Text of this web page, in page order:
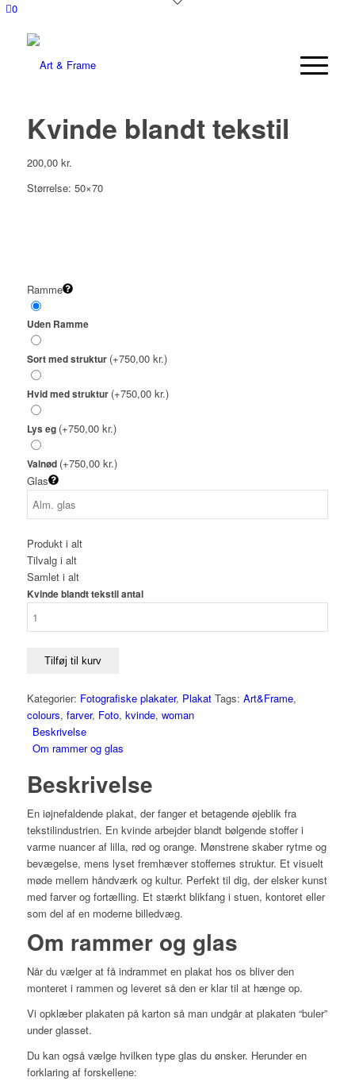
0
Kvinde blandt tekstil
200,00 kr.
Størrelse: 50×70
Ramme
Uden Ramme
Sort med struktur (+750,00 kr.)
Hvid med struktur (+750,00 kr.)
Lys eg (+750,00 kr.)
Valnød (+750,00 kr.)
Glas
Produkt i alt
Tilvalg i alt
Samlet i alt
Kvinde blandt tekstil antal
Tilføj til kurv
Kategorier: Fotografiske plakater, Plakat Tags: Art&Frame,
colours, farver, Foto, kvinde, woman
Beskrivelse
Om rammer og glas
Beskrivelse
En iøjnefaldende plakat, der fanger et betagende øjeblik fra
tekstilindustrien. En kvinde arbejder blandt bølgende stoffer i
varme nuancer af lilla, rød og orange. Mønstrene skaber rytme og
bevægelse, mens lyset fremhæver stoffernes struktur. Et visuelt
møde mellem håndværk og kultur. Perfekt til dig, der elsker kunst
med farver og fortælling. Et stærkt blikfang i stuen, kontoret eller
som del af en moderne billedvæg.
Om rammer og glas
Når du vælger at få indrammet en plakat hos os bliver den
monteret i rammen og leveret så den er klar til at hænge op.
Vi opklæber plakaten på karton så man undgår at plakaten “buler”
under glasset.
Du kan også vælge hvilken type glas du ønsker. Herunder en
forklaring af forskellene: